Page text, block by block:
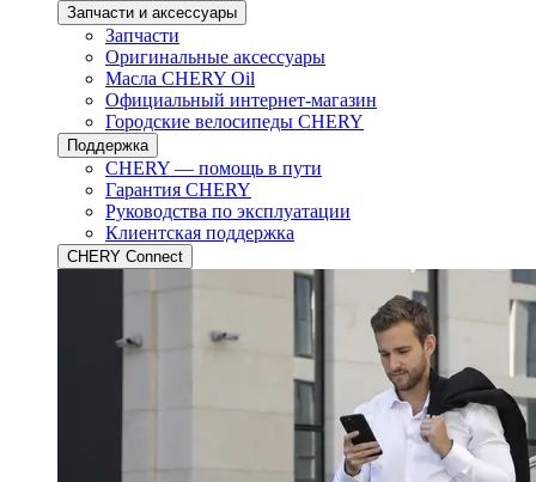
Запчасти и аксессуары
Запчасти
Оригинальные аксессуары
Масла CHERY Oil
Официальный интернет-магазин
Городские велосипеды CHERY
Поддержка
CHERY — помощь в пути
Гарантия CHERY
Руководства по эксплуатации
Клиентская поддержка
CHERY Connect